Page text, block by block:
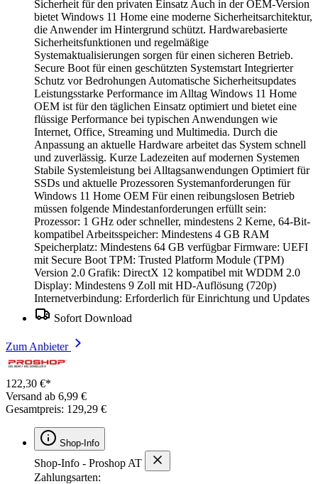
Sicherheit für den privaten Einsatz Auch in der OEM-Version
bietet Windows 11 Home eine moderne Sicherheitsarchitektur,
die Anwender im Hintergrund schützt. Hardwarebasierte
Sicherheitsfunktionen und regelmäßige
Systemaktualisierungen sorgen für einen sicheren Betrieb.
Secure Boot für einen geschützten Systemstart Integrierter
Schutz vor Bedrohungen Automatische Sicherheitsupdates
Leistungsstarke Performance im Alltag Windows 11 Home
OEM ist für den täglichen Einsatz optimiert und bietet eine
flüssige Performance bei typischen Anwendungen wie
Internet, Office, Streaming und Multimedia. Durch die
Anpassung an aktuelle Hardware arbeitet das System schnell
und zuverlässig. Kurze Ladezeiten auf modernen Systemen
Stabile Systemleistung bei Alltagsanwendungen Optimiert für
SSDs und aktuelle Prozessoren Systemanforderungen für
Windows 11 Home OEM Für einen reibungslosen Betrieb
müssen folgende Mindestanforderungen erfüllt sein:
Prozessor: 1 GHz oder schneller, mindestens 2 Kerne, 64-Bit-
kompatibel Arbeitsspeicher: Mindestens 4 GB RAM
Speicherplatz: Mindestens 64 GB verfügbar Firmware: UEFI
mit Secure Boot TPM: Trusted Platform Module (TPM)
Version 2.0 Grafik: DirectX 12 kompatibel mit WDDM 2.0
Display: Mindestens 9 Zoll mit HD-Auflösung (720p)
Internetverbindung: Erforderlich für Einrichtung und Updates
Sofort Download
Zum Anbieter
122,30 €*
Versand ab 6,99 €
Gesamtpreis: 129,29 €
Shop-Info
Shop-Info - Proshop AT
Zahlungsarten: